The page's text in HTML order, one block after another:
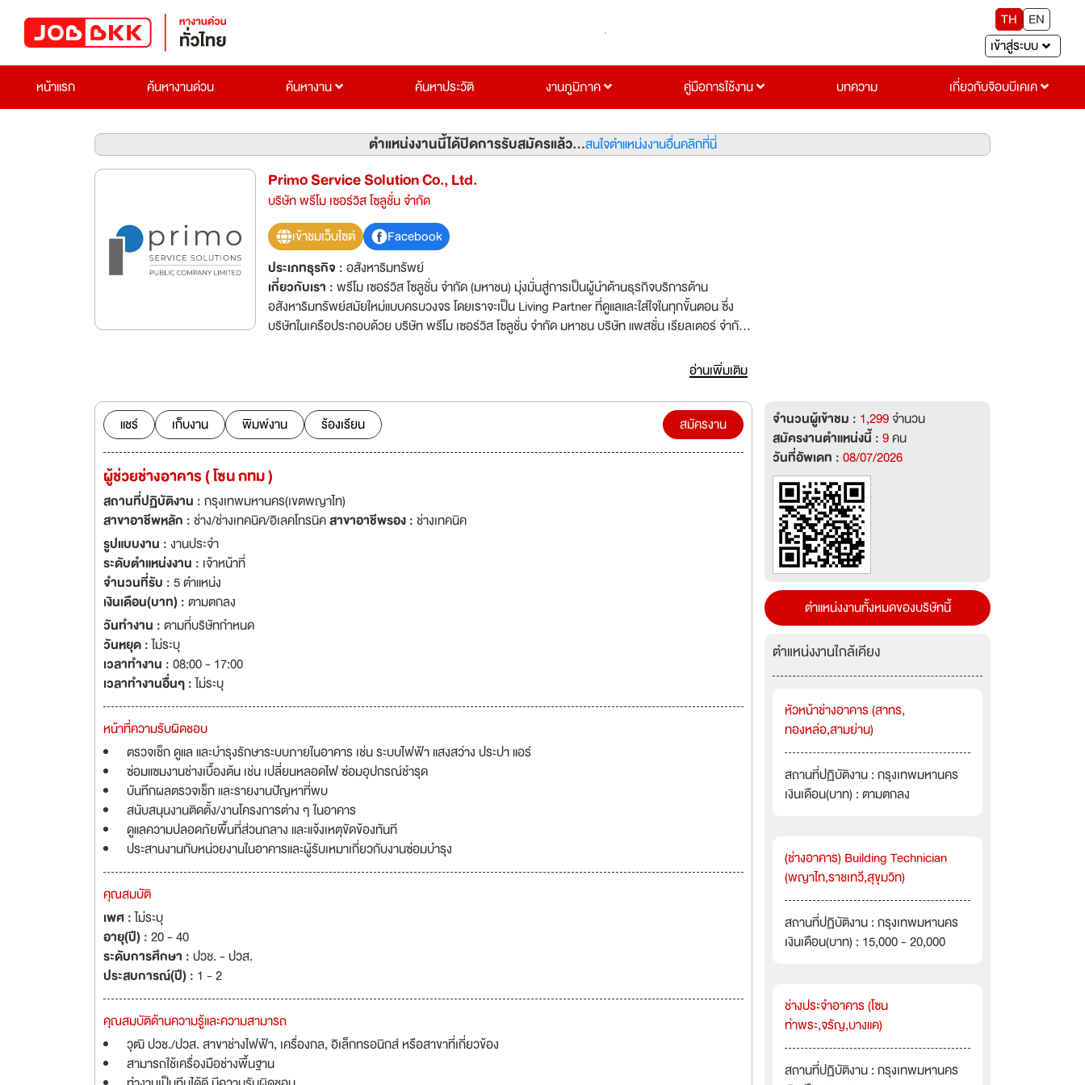
TH
EN
เข้าสู่ระบบ
หน้าแรก
ค้นหางานด่วน ค้นหางาน ค้นหาประวัติ งานภูมิภาค คู่มือการใช้งาน บทความ เกี่ยวกับจ๊อบบีเคเค
ตำแหน่งงานนี้ได้ปิดการรับสมัครแล้ว...สนใจตำแหน่งงานอื่นคลิกที่นี่
Primo Service Solution Co., Ltd.
บริษัท พรีโม เซอร์วิส โซลูชั่น จำกัด
เข้าชมเว็บไซต์
Facebook
ประเภทธุรกิจ :อสังหาริมทรัพย์
เกี่ยวกับเรา :พรีโม เซอร์วิส โซลูชั่น จำกัด (มหาชน) มุ่งมั่นสู่การเป็นผู้นำด้านธุรกิจบริการด้าน
อสังหาริมทรัพย์สมัยใหม่แบบครบวงจร โดยเราจะเป็น Living Partner ที่ดูแลและใส่ใจในทุกขั้นตอน ซึ่ง
บริษัทในเครือประกอบด้วย บริษัท พรีโม เซอร์วิส โซลูชั่น จำกัด มหาชน บริษัท แพสชั่น เรียลเตอร์ จำกัด
อ่านเพิ่มเติม
แชร์ เก็บงาน พิมพ์งาน ร้องเรียน สมัครงาน
ผู้ช่วยช่างอาคาร ( โซน กทม )
สถานที่ปฏิบัติงาน :กรุงเทพมหานคร(เขตพญาไท)
สาขาอาชีพหลัก :ช่าง/ช่างเทคนิค/อิเลคโทรนิคสาขาอาชีพรอง :ช่างเทคนิค
รูปแบบงาน :งานประจำ
ระดับตำแหน่งงาน : เจ้าหน้าที่
จำนวนที่รับ :5 ตำแหน่ง
เงินเดือน(บาท) :ตามตกลง
วันทำงาน :ตามที่บริษัทกำหนด
วันหยุด :ไม่ระบุ
เวลาทำงาน :08:00 - 17:00
เวลาทำงานอื่นๆ :ไม่ระบุ
หน้าที่ความรับผิดชอบ
ตรวจเช็ก ดูแล และบำรุงรักษาระบบภายในอาคาร เช่น ระบบไฟฟ้า แสงสว่าง ประปา แอร์
ซ่อมแซมงานช่างเบื้องต้น เช่น เปลี่ยนหลอดไฟ ซ่อมอุปกรณ์ชำรุด
บันทึกผลตรวจเช็ก และรายงานปัญหาที่พบ
สนับสนุนงานติดตั้ง/งานโครงการต่าง ๆ ในอาคาร
ดูแลความปลอดภัยพื้นที่ส่วนกลาง และแจ้งเหตุขัดข้องทันที
ประสานงานกับหน่วยงานในอาคารและผู้รับเหมาเกี่ยวกับงานซ่อมบำรุง
คุณสมบัติ
เพศ :ไม่ระบุ
อายุ(ปี) :20 - 40
ระดับการศึกษา :ปวช. - ปวส.
ประสบการณ์(ปี) : 1 - 2
คุณสมบัติด้านความรู้และความสามารถ
วุฒิ ปวช./ปวส. สาขาช่างไฟฟ้า, เครื่องกล, อิเล็กทรอนิกส์ หรือสาขาที่เกี่ยวข้อง
สามารถใช้เครื่องมือช่างพื้นฐาน
จำนวนผู้เข้าชม : 1,299จำนวน
สมัครงานตำแหน่งนี้ :9คน
วันที่อัพเดท :08/07/2026
ตำแหน่งงานทั้งหมดของบริษัทนี้
ตำแหน่งงานใกล้เคียง
หัวหน้าช่างอาคาร (สาทร,
ทองหล่อ,สามย่าน)
สถานที่ปฏิบัติงาน : กรุงเทพมหานคร
เงินเดือน(บาท) : ตามตกลง
(ช่างอาคาร) Building Technician
(พญาไท,ราชเทวี,สุขุมวิท)
สถานที่ปฏิบัติงาน : กรุงเทพมหานคร
เงินเดือน(บาท) : 15,000 - 20,000
ช่างประจำอาคาร (โซน
ท่าพระ,จรัญ,บางแค)
สถานที่ปฏิบัติงาน : กรุงเทพมหานคร